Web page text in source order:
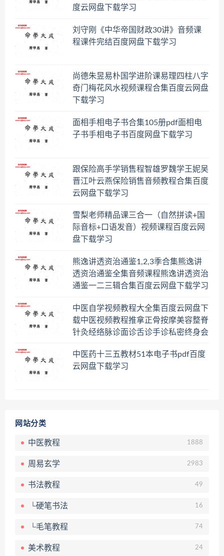
度云网盘下载学习
刘守刚《中华帝国财政30讲》音频课
程课件完结百度网盘下载学习
尚德朱昱易朴国学进阶课易理四柱八字
奇门梅花风水视频课程合集百度云网盘
下载学习
面相手相电子书合集105册pdf面相电
子书手相电子书百度网盘下载学习
跟保险高手学销售程智雄罗魏学王妮吴
晋江叶云燕保险销售音频教程合集百度
云网盘下载学习
雪梨老师精品课三合一（自然拼读+国
际音标+口语发音）视频课程百度云网
盘下载学习
熊逸讲透资治通鉴1,2,3季合集熊逸讲
透资治通鉴全集音频课程熊逸讲透资治
通鉴一二三辑合集百度云网盘下载学习
中医自学视频教程大全集百度云网盘下
载中医视频教程推拿正骨按摩美容整脊
针灸经络脉诊面诊舌诊手诊私密终身会
中医药十三五教材51本电子书pdf百度
云网盘下载学习
网站分类
中医教程 1888
周易玄学 2983
书法教程 49
└硬笔书法 16
└毛笔教程 74
美术教程 24